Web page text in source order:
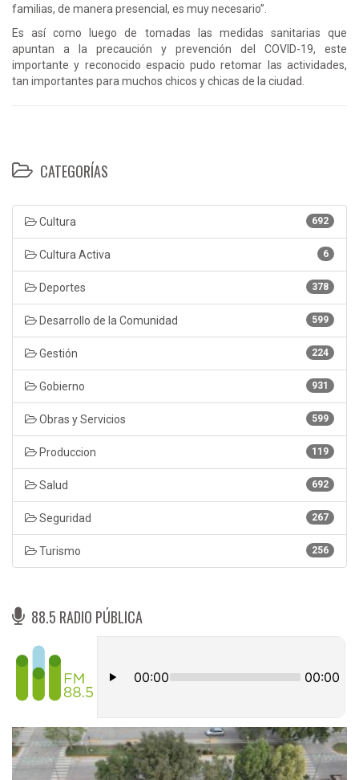
familias, de manera presencial, es muy necesario”.
Es así como luego de tomadas las medidas sanitarias que
apuntan a la precaución y prevención del COVID-19, este
importante y reconocido espacio pudo retomar las actividades,
tan importantes para muchos chicos y chicas de la ciudad.
CATEGORÍAS
692
Cultura
6
Cultura Activa
378
Deportes
599
Desarrollo de la Comunidad
224
Gestión
931
Gobierno
599
Obras y Servicios
119
Produccion
692
Salud
267
Seguridad
256
Turismo
88.5 RADIO PÚBLICA